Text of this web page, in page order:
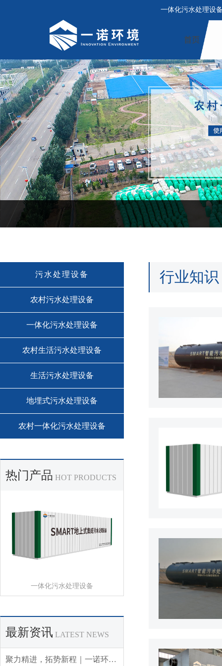
一体化污水处理设
首页
污水处理设备
农村污水处理设备
一体化污水处理设备
农村生活污水处理设备
生活污水处理设备
地埋式污水处理设备
农村一体化污水处理设备
热门产品 HOT PRODUCTS
一体化污水处理设备
最新资讯 LATEST NEWS
聚力精进，拓势新程｜一诺环境 2026 年 Q3 销售集中营圆满收官
行业知识